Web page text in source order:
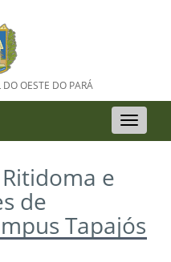
OESTE DO PARÁ
Toggle
e
de
Tapajós